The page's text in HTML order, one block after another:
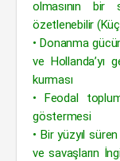
olmasının bir
özetlenebilir
• Donanma
ve Hollanda’yı
kurması
• Feodal
göstermesi
• Bir yüzyıl
ve savaşların